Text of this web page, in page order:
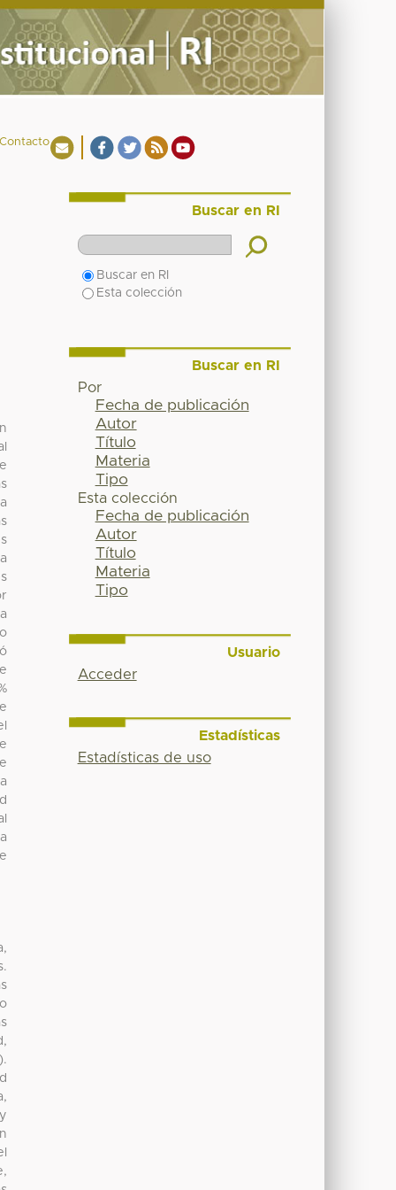
Contacto
Buscar en RI
Buscar en RI
Esta colección
Buscar en RI
Por
Fecha de publicación
Autor
Título
Materia
Tipo
Esta colección
Fecha de publicación
Autor
Título
Materia
Tipo
Usuario
Acceder
Estadísticas
Estadísticas de uso